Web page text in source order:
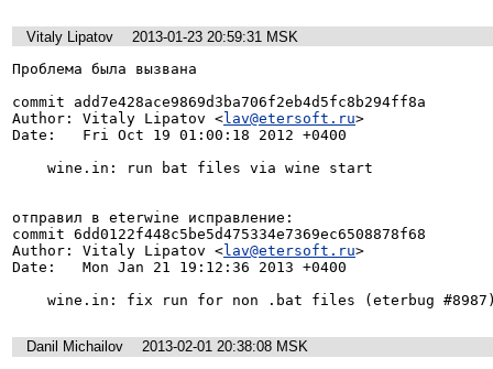
Vitaly Lipatov
2013-01-23 20:59:31 MSK
Проблема была вызвана
commit add7e428ace9869d3ba706f2eb4d5fc8b294ff8a
Author: Vitaly Lipatov <lav@etersoft.ru>
Date:   Fri Oct 19 01:00:18 2012 +0400
отправил в eterwine исправление:
commit 6dd0122f448c5be5d475334e7369ec6508878f68
Author: Vitaly Lipatov <lav@etersoft.ru>
Date:   Mon Jan 21 19:12:36 2013 +0400
wine.in: fix run for non .bat files (eterbug
Danil Michailov
2013-02-01 20:38:08 MSK